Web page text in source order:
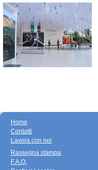
Home
Contatti
Lavora con noi
Rassegna stampa
F.A.Q.